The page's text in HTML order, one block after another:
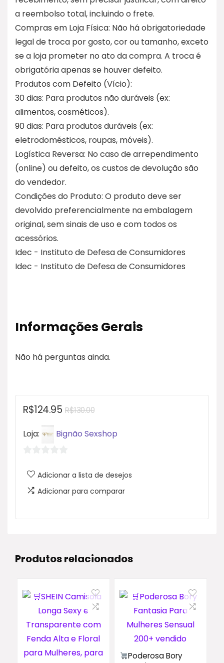
a reembolso total, incluindo o frete.
Compras em Loja Física: Não há obrigatoriedade
legal de troca por gosto, cor ou tamanho, exceto
se a loja prometer no ato da compra. A troca é
obrigatória apenas se houver defeito.
Produtos com Defeito (Vício):
30 dias: Para produtos não duráveis (ex:
alimentos, cosméticos).
90 dias: Para produtos duráveis (ex:
eletrodomésticos, roupas, móveis).
Logística Reversa: No caso de arrependimento
(online) ou defeito, os custos de devolução são
do vendedor.
Condições do Produto: O produto deve ser
devolvido preferencialmente na embalagem
original, sem sinais de uso e com todos os
acessórios.
Idec - Instituto de Defesa de Consumidores
Idec - Instituto de Defesa de Consumidores
Informações Gerais
Não há perguntas ainda.
R$130.00
R$124.95
Loja: Bignão Sexshop
d
e
Adicionar a lista de desejos
Adicionar para comparar
Produtos relacionados
Poderosa Bory